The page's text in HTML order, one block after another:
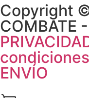
Copyright
COMBATE -
condiciones
ENVÍO